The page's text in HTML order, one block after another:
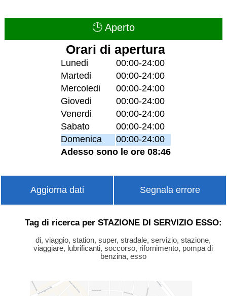
🕒 Aperto
Orari di apertura
Lunedi
00:00-24:00
Martedi
00:00-24:00
Mercoledi
00:00-24:00
Giovedi
00:00-24:00
Venerdi
00:00-24:00
Sabato
00:00-24:00
Domenica
00:00-24:00
Adesso sono le ore 08:46
Aggiorna dati Segnala errore
Tag di ricerca per STAZIONE DI SERVIZIO ESSO:
di, viaggio, station, super, stradale, servizio, stazione,
viaggiare, lubrificanti, soccorso, rifornimento, pompa di
benzina, esso